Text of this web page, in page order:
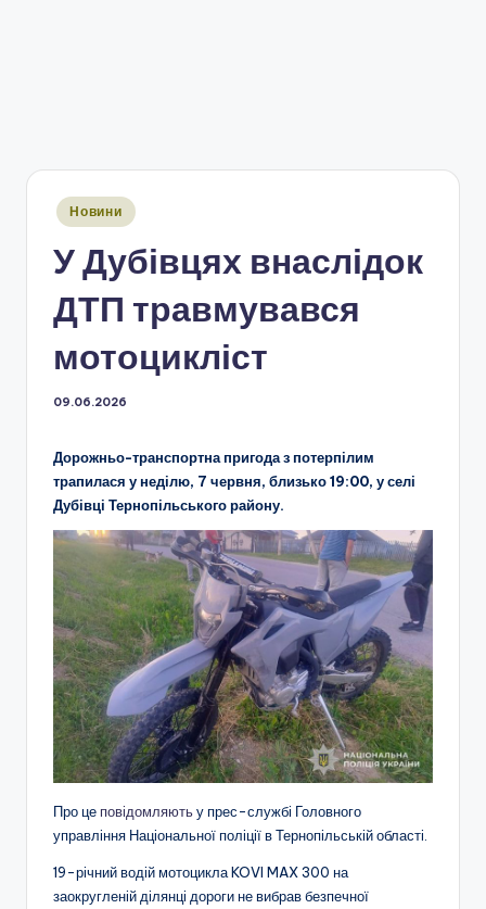
Опубліковано
Новини
У Дубівцях внаслідок
ДТП травмувався
мотоцикліст
09.06.2026
Дорожньо-транспортна пригода з потерпілим
трапилася у неділю, 7 червня, близько 19:00, у селі
Дубівці Тернопільського району.
Про це повідомляютьу прес-службі Головного
управління Національної поліції в Тернопільській області.
19-річний водій мотоцикла KOVI MAX 300 на
заокругленій ділянці дороги не вибрав безпечної